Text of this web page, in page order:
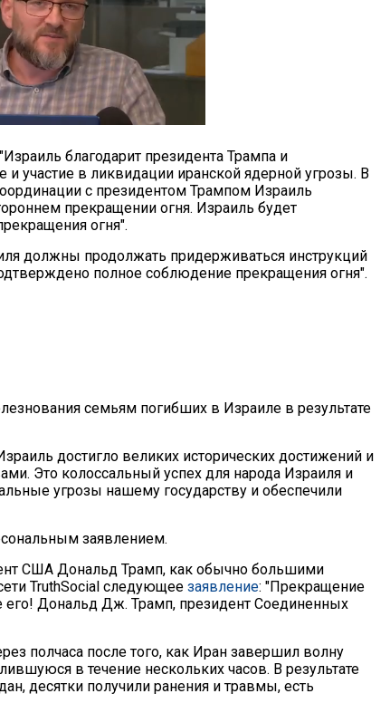
благодарит президента Трампа и
участие в ликвидации иранской ядерной угрозы. В
с президентом Трампом Израиль
прекращении огня. Израиль будет
огня".
должны продолжать придерживаться инструкций
полное соблюдение прекращения огня".
семьям погибших в Израиле в результате
достигло великих исторических достижений и
Это колоссальный успех для народа Израиля и
угрозы нашему государству и обеспечили
заявлением.
США Дональд Трамп, как обычно большими
TruthSocial следующее заявление: "Прекращение
его! Дональд Дж. Трамп, президент Соединенных
полчаса после того, как Иран завершил волну
в течение нескольких часов. В результате
десятки получили ранения и травмы, есть